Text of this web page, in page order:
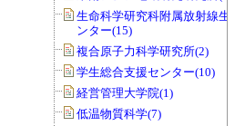
生命科学研究科附属放射線生物
ンター(15)
複合原子力科学研究所(2)
学生総合支援センター(10)
経営管理大学院(1)
低温物質科学(7)